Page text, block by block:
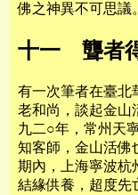
佛之神異不可思議。
十一 聾者
有一次筆者在臺北
老和尚，談起金山
九二○年，常州天
知客師，金山活佛
期內，上海寧波杭
結緣供養，超度先